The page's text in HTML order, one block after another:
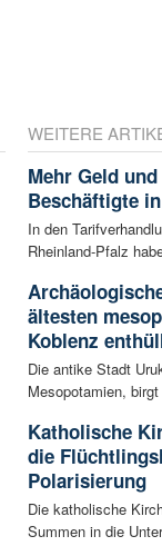
WEITERE
Mehr Geld
Beschäftigte
In den
Rheinland-Pfalz
ältesten
Koblenz
Die antike Stadt
Mesopotamien,
Katholische
die
Polarisierung
Die katholische
Summen in die